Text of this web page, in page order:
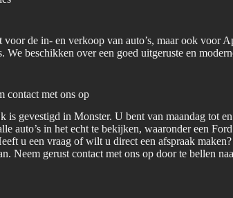
de in- en verkoop van auto’s, maar ook voor
We beschikken over een goed uitgeruste en
contact met ons op
is gevestigd in Monster. U bent van maandag tot
auto’s in het echt te bekijken, waaronder een
u een vraag of wilt u direct een afspraak
Neem gerust contact met ons op door te bellen